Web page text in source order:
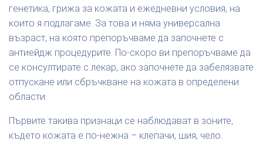
генетика, грижа за кожата и ежедневни условия, на
които я подлагаме. За това и няма универсална
възраст, на която препоръчваме да започнете с
антиейдж процедурите. По-скоро ви препоръчваме да
се консултирате с лекар, ако започнете да забелязвате
отпускане или сбръчкване на кожата в определени
области.
Първите такива признаци се наблюдават в зоните,
където кожата е по-нежна – клепачи, шия, чело.